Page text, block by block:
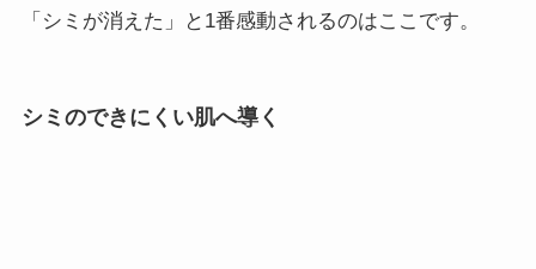
「シミが消えた」と1番感動されるのはここです。
シミのできにくい肌へ導く